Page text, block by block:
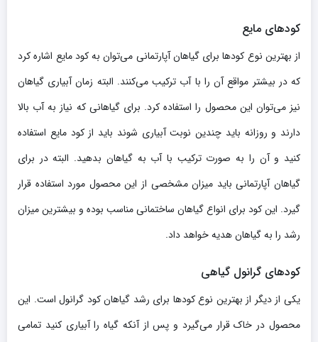
کودهای مایع
از بهترین نوع کودها برای گیاهان آپارتمانی می‌توان به کود مایع اشاره کرد
که در بیشتر مواقع آن را با آب ترکیب می‌کنند. البته زمان آبیاری گیاهان
نیز می‌توان این محصول را استفاده کرد. برای گیاهانی که نیاز به آب بالا
دارند و روزانه باید چندین نوبت آبیاری شوند باید از کود مایع استفاده
کنید و آن را به صورت ترکیب با آب به گیاهان بدهید. البته در برای
گیاهان آپارتمانی باید میزان مشخصی از این محصول مورد استفاده قرار
گیرد. این کود برای انواع گیاهان ساختمانی مناسب بوده و بیشترین میزان
رشد را به گیاهان هدیه خواهد داد.
کودهای گرانول گیاهی
یکی از دیگر از بهترین نوع کودها برای رشد گیاهان کود گرانول است. این
محصول در خاک قرار می‌گیرد و پس از آنکه گیاه را آبیاری کنید تمامی